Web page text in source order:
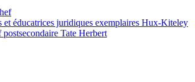
et éducatrices juridiques exemplaires Hux-Kiteley
Tate Herbert